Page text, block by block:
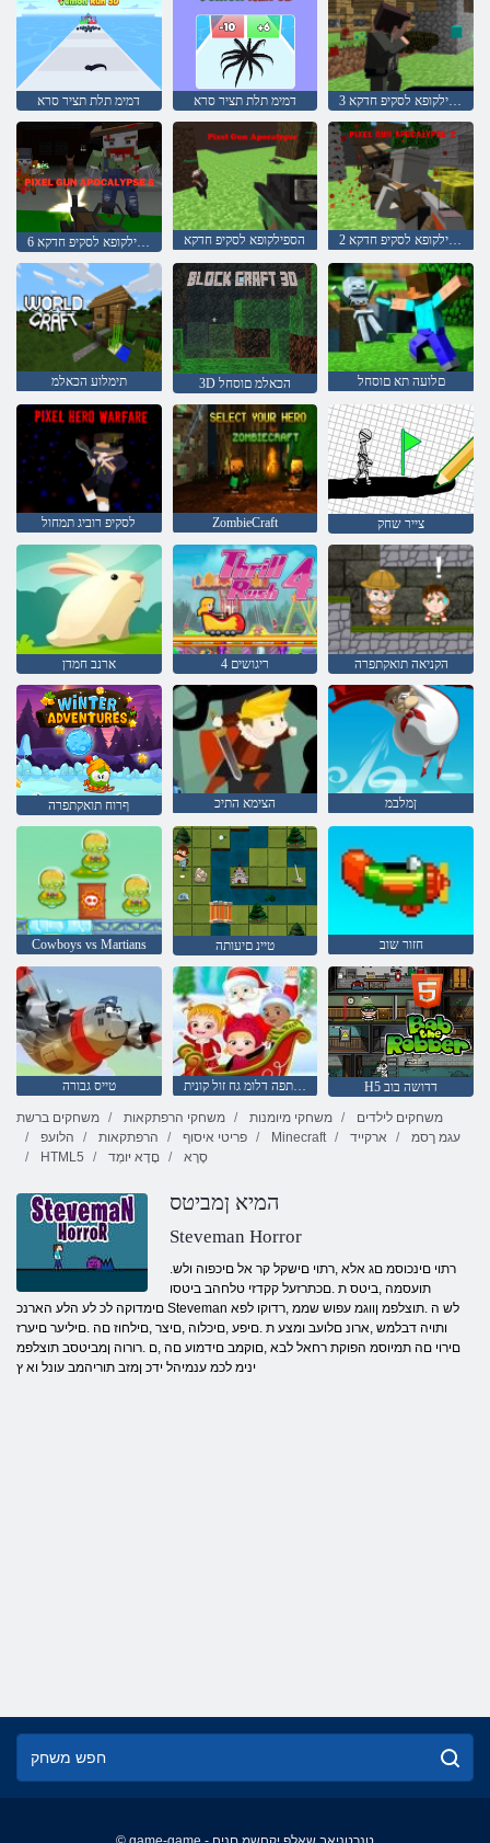
דמימ תלת תציר סרא דמימ תלת תציר סרא 3 הספילקופא לסקיפ חדקא
הספילקופא לסקיפ חדקא 2 הספילקופא לסקיפ חדקא
תימלוע הכאלמ 3D הכאלמ םוסחל םלועה תא םוסחל
לסקיפ רוביג תמחול ZombieCraft צייר שחק
ארנב חמדן ריגושים 4 הקניאה תואקתפרה
ףרוח תואקתפרה הצימא התיכ ןמלבמ
Cowboys vs Martians טיינ םיעותה חזור שוב
טייס גבורה העתפה דלומ גח זול קונית
H5 דדושה בוב
משחקים ברשת
משחקי הרפתקאות משחקי מיומנות
משחקים לילדים
הלועפ
הרפתקאות פריטי איסוף Minecraft ארקייד
עגמ ךסמ
HTML5
םָדָא יּומְד סֶרֶא
המיא ןמביטס
Steveman Horror
.רתוי םינכוסמ םג אלא ,רתוי םישקל קר אל םיכפוה ולש
תועסמה ,ביטס ת .םכתרזעל קקדזי טלחהב ביטסו
םימדוקה לכ לע הלע הארנכ Steveman לש ה .תוצלפמ ןווגמ עפוש שממ ,רדוקו לפא
ותויה דבלמש ,ארונ םלועב ומצע ת .םיפע ,םיכלוה ,םיצר ,םילחוז םה .םיליער םיערז
םירוי םה תמיוסמ הפוקת רחאל לבא ,םוקמב םידמוע םה ,ם .רורוה ןמביטסב תוצלפמ
ינימ לכמ ענמיהל ידכ ןמזב תוריהמב עונל וא ץ